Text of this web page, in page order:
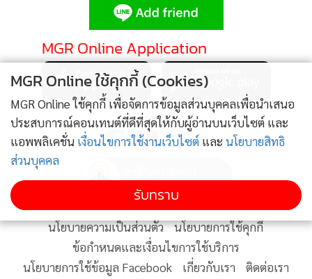
Infographic
• การเมือง
• ท่องเที่ยว
• กีฬา
• ต่างประเทศ
• Special Scoop
• เศรษฐกิจ-ธุรกิจ
•
• ชุมชน-คุณภาพชีวิต
อาชญากรรม
Motoring
MGR Online Application
ติดตาม MGR Online
นโยบายความเป็นส่วนตัว
นโยบายการใช้คุกกี้
ข้อกำหนดและเงื่อนไขการใช้บริการ
นโยบายการใช้ข้อมูล Facebook
เกี่ยวกับเรา ติดต่อเรา
MGR Online ใช้คุกกี้ (Cookies)
MGR Online ใช้คุกกี้ เพื่อจัดการข้อมูลส่วนบุคคลเพื่อนำเสนอ
ประสบการณ์คอนเทนต์ที่ดีที่สุดให้กับผู้อ่านบนเว็บไซต์ และ
แอพพลิเคชั่น เงื่อนไขการใช้งานเว็บไซต์ และ นโยบายสิทธิ
ส่วนบุคคล
รับทราบ